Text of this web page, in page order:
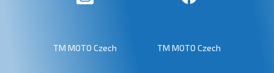
TM MOTO Czech TM MOTO Czech